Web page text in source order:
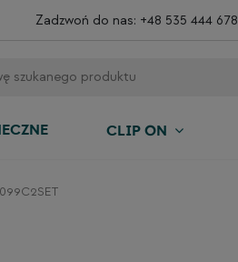
Zadzwoń do nas: +48 535 444 678
CLIP ON